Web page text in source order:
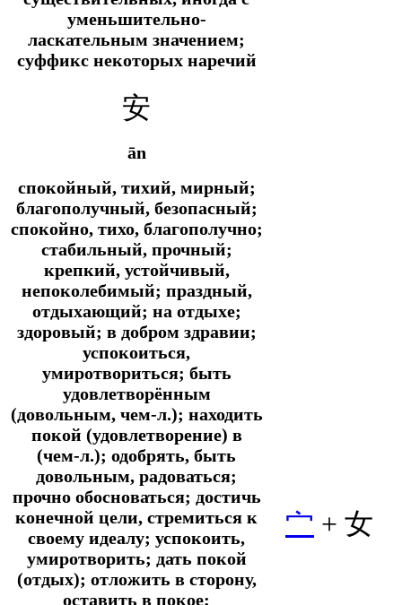
уменьшительно-
ласкательным значением;
суффикс некоторых наречий
安
ān
спокойный, тихий, мирный;
благополучный, безопасный;
спокойно, тихо, благополучно;
стабильный, прочный;
крепкий, устойчивый,
непоколебимый; праздный,
отдыхающий; на отдыхе;
здоровый; в добром здравии;
успокоиться,
умиротвориться; быть
удовлетворённым
(довольным, чем-л.); находить
покой (удовлетворение) в
(чем-л.); одобрять, быть
довольным, радоваться;
прочно обосноваться; достичь
конечной цели, стремиться к
своему идеалу; успокоить,
умиротворить; дать покой
(отдых); отложить в сторону,
оставить в покое;
宀 + 女